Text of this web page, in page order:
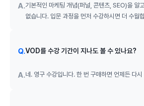
A.기본적인 마케팅 개념(퍼널, 콘텐츠, SEO)을 알
없습니다. 입문 과정을 먼저 수강하시면 더 수월
Q.VOD를 수강 기간이 지나도 볼 수 있나요?
A.네. 영구 수강입니다. 한 번 구매하면 언제든 다